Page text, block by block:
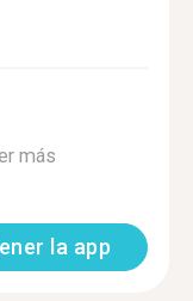
más
la app